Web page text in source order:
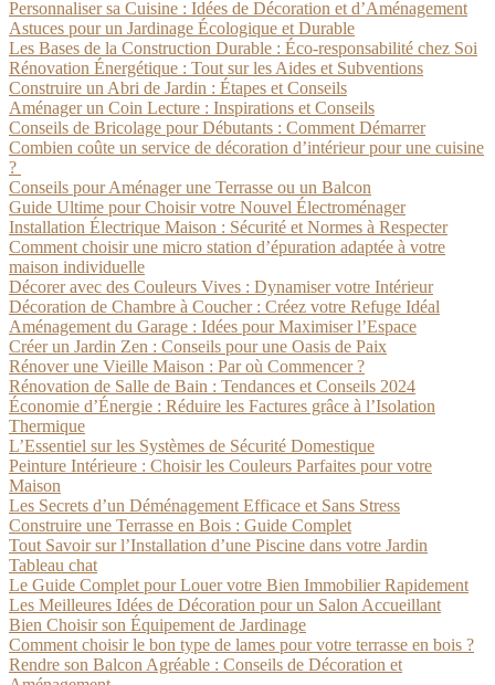
Personnaliser sa Cuisine : Idées de Décoration et d’Aménagement
Astuces pour un Jardinage Écologique et Durable
Les Bases de la Construction Durable : Éco-responsabilité chez Soi
Rénovation Énergétique : Tout sur les Aides et Subventions
Construire un Abri de Jardin : Étapes et Conseils
Aménager un Coin Lecture : Inspirations et Conseils
Conseils de Bricolage pour Débutants : Comment Démarrer
Combien coûte un service de décoration d’intérieur pour une cuisine
?
Conseils pour Aménager une Terrasse ou un Balcon
Guide Ultime pour Choisir votre Nouvel Électroménager
Installation Électrique Maison : Sécurité et Normes à Respecter
Comment choisir une micro station d’épuration adaptée à votre
maison individuelle
Décorer avec des Couleurs Vives : Dynamiser votre Intérieur
Décoration de Chambre à Coucher : Créez votre Refuge Idéal
Aménagement du Garage : Idées pour Maximiser l’Espace
Créer un Jardin Zen : Conseils pour une Oasis de Paix
Rénover une Vieille Maison : Par où Commencer ?
Rénovation de Salle de Bain : Tendances et Conseils 2024
Économie d’Énergie : Réduire les Factures grâce à l’Isolation
Thermique
L’Essentiel sur les Systèmes de Sécurité Domestique
Peinture Intérieure : Choisir les Couleurs Parfaites pour votre
Maison
Les Secrets d’un Déménagement Efficace et Sans Stress
Construire une Terrasse en Bois : Guide Complet
Tout Savoir sur l’Installation d’une Piscine dans votre Jardin
Tableau chat
Le Guide Complet pour Louer votre Bien Immobilier Rapidement
Les Meilleures Idées de Décoration pour un Salon Accueillant
Bien Choisir son Équipement de Jardinage
Comment choisir le bon type de lames pour votre terrasse en bois ?
Rendre son Balcon Agréable : Conseils de Décoration et